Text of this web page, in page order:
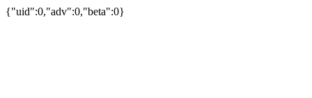
{"uid":0,"adv":0,"beta":0}